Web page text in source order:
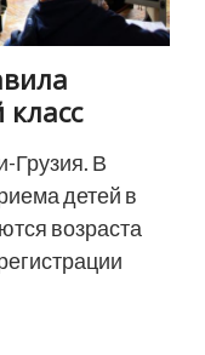
Грузия. В
детей в
возраста